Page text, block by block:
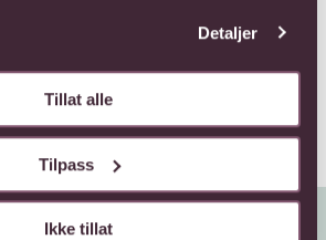
Detaljer
Tillat alle
Tilpass
Ikke tillat